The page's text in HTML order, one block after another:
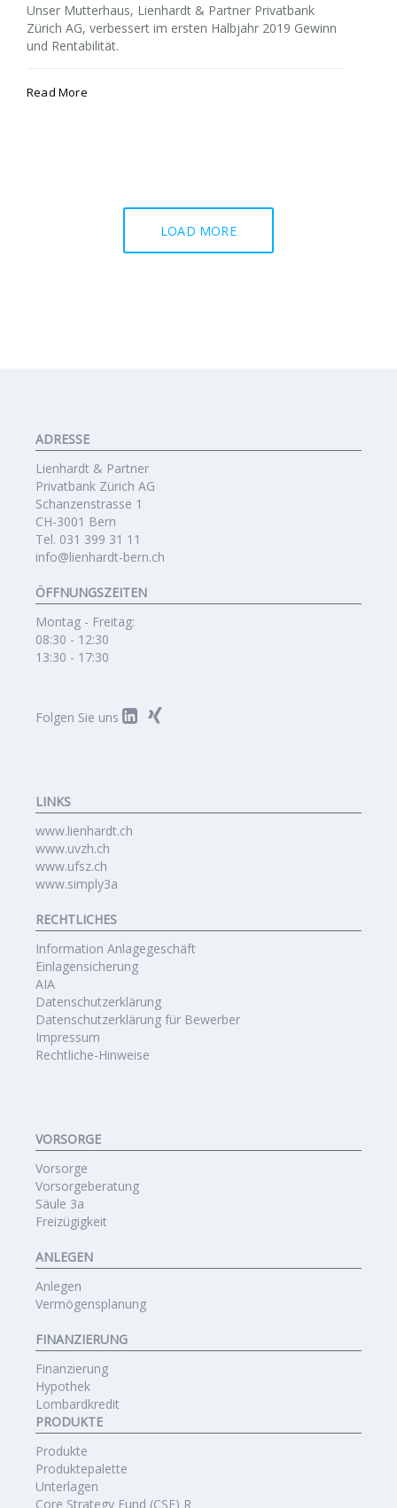
Unser Mutterhaus, Lienhardt & Partner Privatbank
Zürich AG, verbessert im ersten Halbjahr 2019 Gewinn
und Rentabilität.
Read More
LOAD MORE
ADRESSE
Lienhardt & Partner
Privatbank Zürich AG
Schanzenstrasse 1
CH-3001 Bern
Tel. 031 399 31 11
info@lienhardt-bern.ch
ÖFFNUNGSZEITEN
Montag - Freitag:
08:30 - 12:30
13:30 - 17:30
Folgen Sie uns
LINKS
www.lienhardt.ch
www.uvzh.ch
www.ufsz.ch
www.simply3a
RECHTLICHES
Information Anlagegeschäft
Einlagensicherung
AIA
Datenschutzerklärung
Datenschutzerklärung für Bewerber
Impressum
Rechtliche-Hinweise
VORSORGE
Vorsorge
Vorsorgeberatung
Säule 3a
Freizügigkeit
ANLEGEN
Anlegen
Vermögensplanung
FINANZIERUNG
Finanzierung
Hypothek
Lombardkredit
PRODUKTE
Produkte
Produktepalette
Unterlagen
Core Strategy Fund (CSF) R